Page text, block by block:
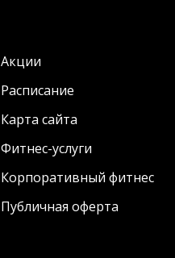
Акции
Расписание
Карта сайта
Фитнес-услуги
Корпоративный фитнес
Публичная оферта